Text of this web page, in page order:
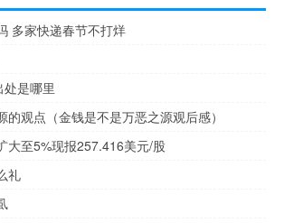
多家快递春节不打烊
处是哪里
的观点（金钱是不是万恶之源观后感）
大至5%现报257.416美元/股
礼